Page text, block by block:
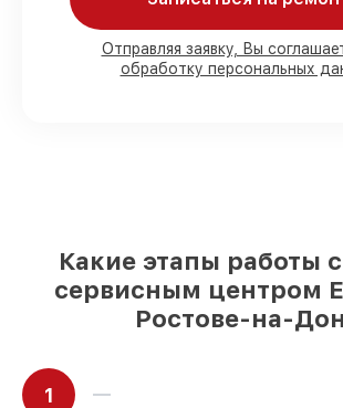
доставляются быстро
Оригинальные
Отправляя заявку, Вы
обработку персональных
Какие этапы работы
сервисным центром
Ростове-на-
1